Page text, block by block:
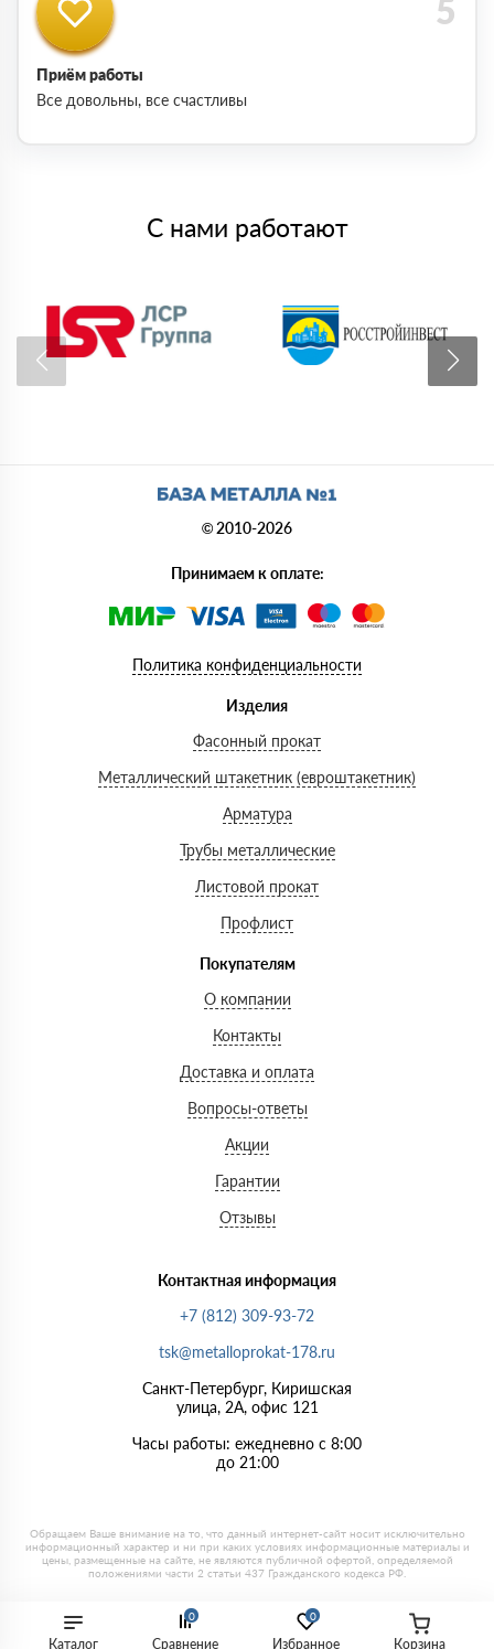
Каталог
0
Избранное
0
Сравнение Корзина
Приём работы
Все довольны, все счастливы
С нами работают
© 2010-2026
Принимаем к оплате:
Политика конфиденциальности
Изделия
Фасонный прокат
Металлический штакетник (евроштакетник)
Арматура
Трубы металлические
Листовой прокат
Профлист
Покупателям
О компании
Контакты
Доставка и оплата
Вопросы-ответы
Акции
Гарантии
Отзывы
Контактная информация
+7 (812) 309-93-72
tsk@metalloprokat-178.ru
Санкт-Петербург, Киришская
улица, 2А, офис 121
Часы работы: ежедневно с 8:00
до 21:00